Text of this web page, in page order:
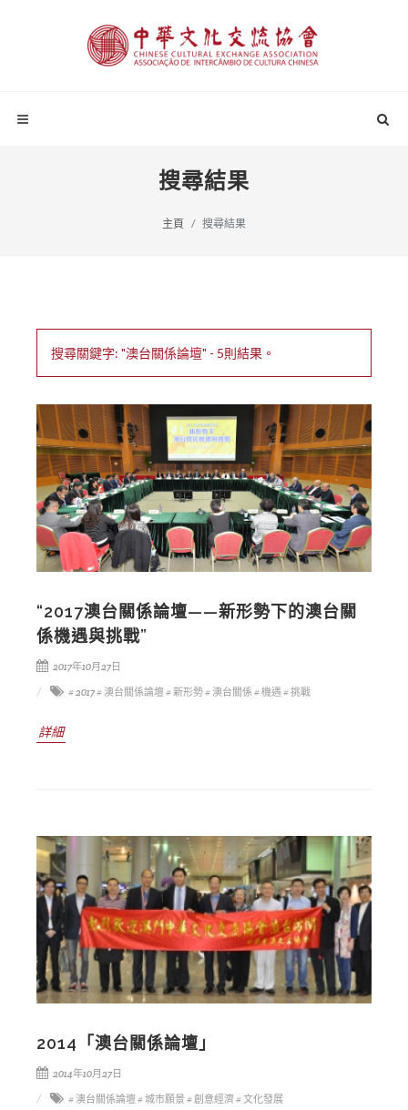
搜尋結果
主頁 搜尋結果
搜尋關鍵字: "澳台關係論壇" - 5則結果。
“2017澳台關係論壇——新形勢下的澳台關
係機遇與挑戰”
2017年10月27日
# 2017# 澳台關係論壇# 新形勢# 澳台關係 # 機遇 # 挑戰
詳細
2014「澳台關係論壇」
2014年10月27日
# 澳台關係論壇# 城市願景# 創意經濟# 文化發展